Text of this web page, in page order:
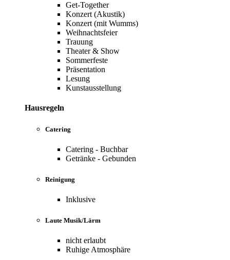
Get-Together
Konzert (Akustik)
Konzert (mit Wumms)
Weihnachtsfeier
Trauung
Theater & Show
Sommerfeste
Präsentation
Lesung
Kunstausstellung
Hausregeln
Catering
Catering - Buchbar
Getränke - Gebunden
Reinigung
Inklusive
Laute Musik/Lärm
nicht erlaubt
Ruhige Atmosphäre